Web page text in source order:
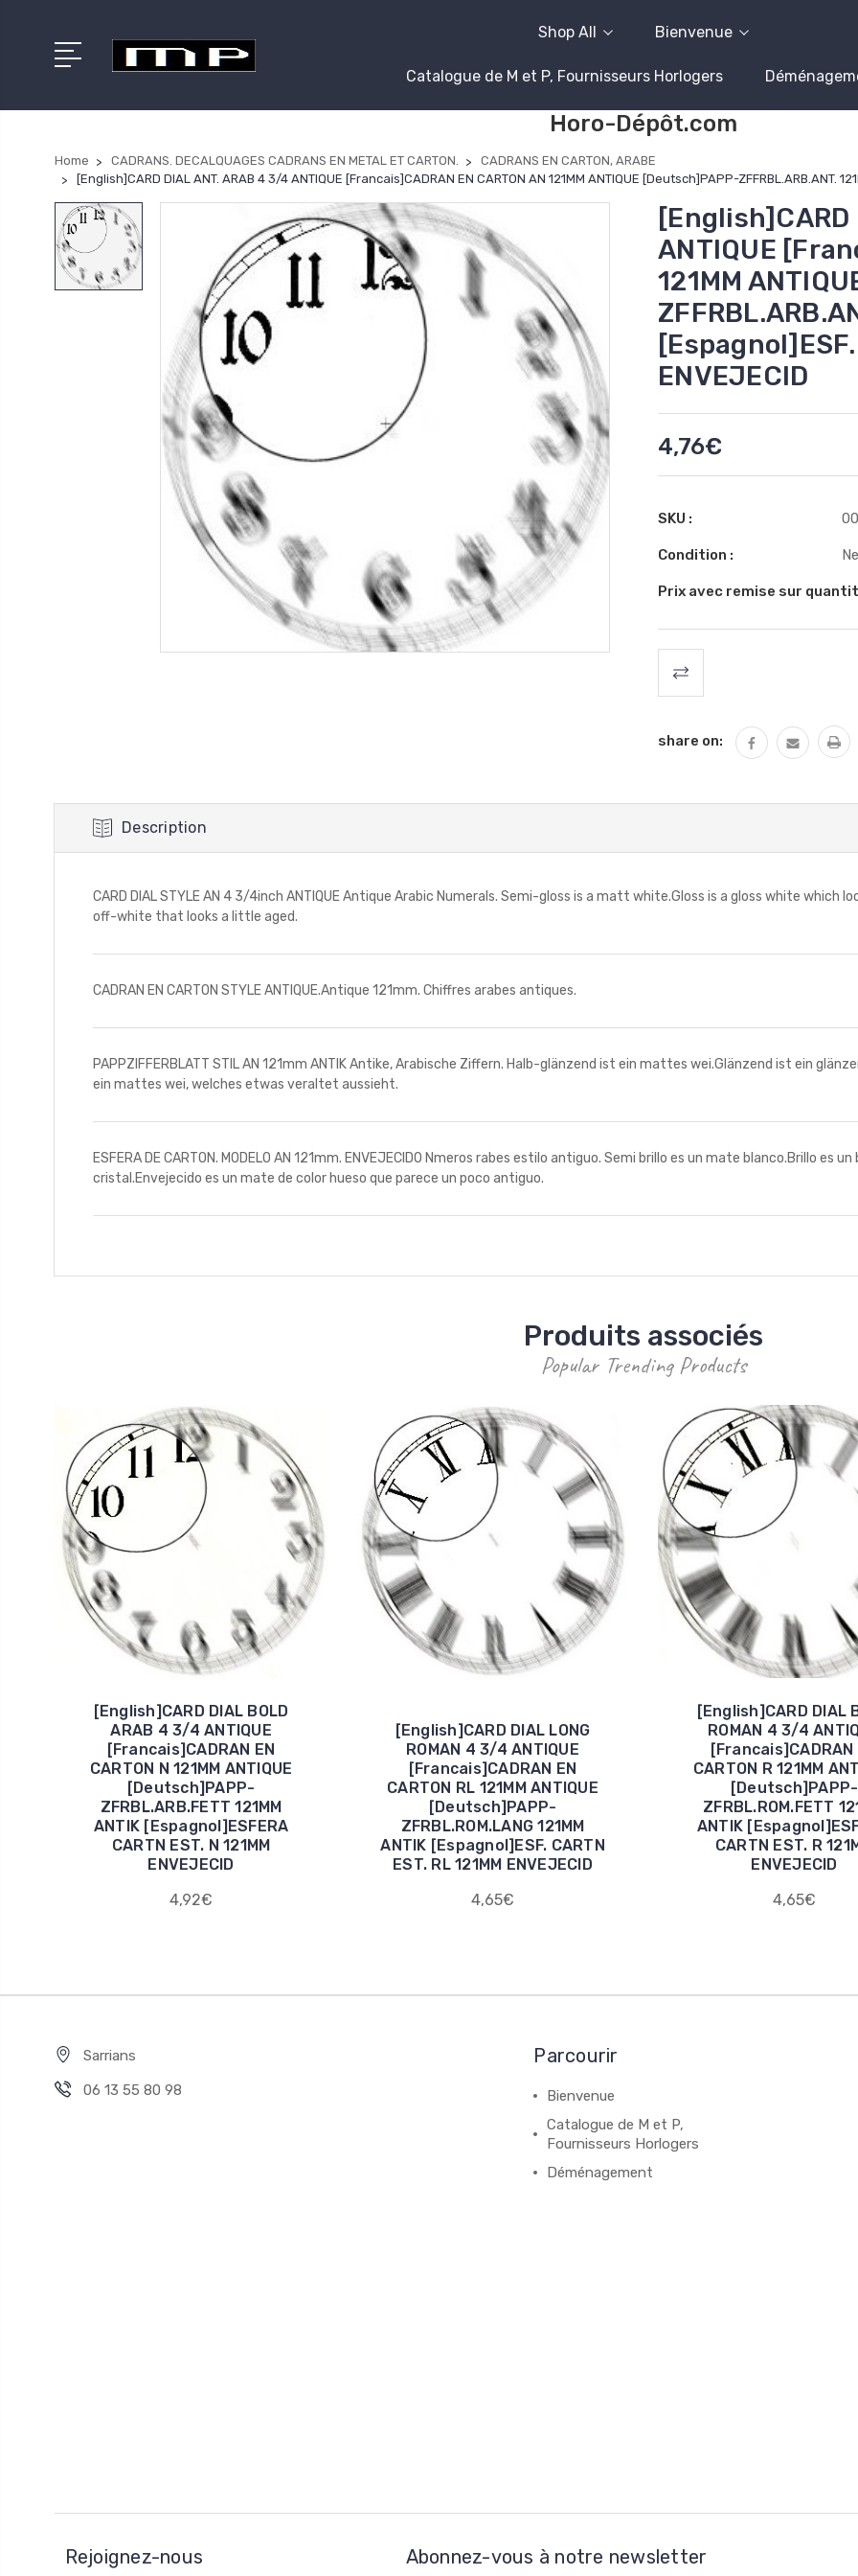
Shop All Bienvenue
Catalogue de M et P, Fournisseurs Horlogers
Horo-Dépôt.com
Home CADRANS. DECALQUAGES CADRANS EN METAL ET CARTON.
CADRANS EN CARTON, ARABE
[English]CARD DIAL ANT. ARAB 4 3/4 ANTIQUE [Francais]CADRAN EN CARTON AN 121MM ANTIQUE [Deutsch]PAPP-ZFFRBL.ARB.ANT.
[English]CARD
ANTIQUE
121MM
[Espagnol]ESF.
ENVEJECID
4,76€
SKU :
Condition :
Prix avec remise sur
actuel
:
share on:
Description
CARD DIAL STYLE AN 4 3/4inch ANTIQUE Antique Arabic Numerals. Semi-gloss is a matt white.Gloss is a gloss white which
off-white that looks a little aged.
CADRAN EN CARTON STYLE ANTIQUE.Antique 121mm. Chiffres arabes antiques.
PAPPZIFFERBLATT STIL AN 121mm ANTIK Antike, Arabische Ziffern. Halb-glänzend ist ein mattes wei.Glänzend ist ein
ein mattes wei, welches etwas veraltet aussieht.
ESFERA DE CARTON. MODELO AN 121mm. ENVEJECIDO Nmeros rabes estilo antiguo. Semi brillo es un mate blanco.Brillo es
cristal.Envejecido es un mate de color hueso que parece un poco antiguo.
Produits associés
Popular Trending Products
[English]CARD DIAL BOLD
ARAB 4 3/4 ANTIQUE
[Francais]CADRAN EN
CARTON N 121MM ANTIQUE
[Deutsch]PAPP-
ZFRBL.ARB.FETT 121MM
ANTIK [Espagnol]ESFERA
CARTN EST. N 121MM
ENVEJECID
4,92€
[English]CARD DIAL LONG
ROMAN 4 3/4 ANTIQUE
[Francais]CADRAN EN
CARTON RL 121MM ANTIQUE
[Deutsch]PAPP-
ZFRBL.ROM.LANG 121MM
ANTIK [Espagnol]ESF. CARTN
EST. RL 121MM ENVEJECID
4,65€
[English]CARD DIAL
ROMAN 4 3/4
[Francais]CADRAN
CARTON R 121MM
[Deutsch]PAPP-
ZFRBL.ROM.FETT
ANTIK
CARTN EST. R
ENVEJECID
4,65€
Sarrians
06 13 55 80 98
Parcourir
Bienvenue
Catalogue de M et P,
Fournisseurs Horlogers
Déménagement
Rejoignez-nous Abonnez-vous à notre newsletter